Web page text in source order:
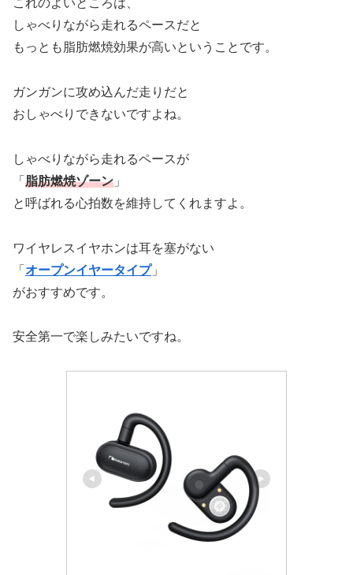
これのよいところは、
しゃべりながら走れるペースだと
もっとも脂肪燃焼効果が高いということです。
ガンガンに攻め込んだ走りだと
おしゃべりできないですよね。
しゃべりながら走れるペースが
「 脂肪燃焼ゾーン 」
と呼ばれる心拍数を維持してくれますよ。
ワイヤレスイヤホンは耳を塞がない
「 オープンイヤータイプ」
がおすすめです。
安全第一で楽しみたいですね。